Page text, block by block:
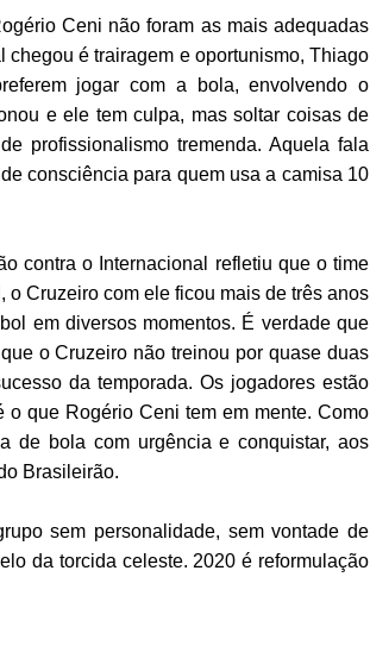
Ceni não foram as mais adequadas
chegou é trairagem e oportunismo, Thiago
jogar com a bola, envolvendo o
e ele tem culpa, mas soltar coisas de
profissionalismo tremenda. Aquela fala
consciência para quem usa a camisa 10
contra o Internacional refletiu que o time
Cruzeiro com ele ficou mais de três anos
em diversos momentos. É verdade que
o Cruzeiro não treinou por quase duas
da temporada. Os jogadores estão
que Rogério Ceni tem em mente. Como
de bola com urgência e conquistar, aos
Brasileirão.
sem personalidade, sem vontade de
da torcida celeste. 2020 é reformulação